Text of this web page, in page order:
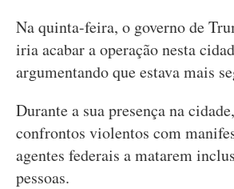
Na quinta-feira, o governo de
iria acabar a operação nesta
argumentando que estava mais
Durante a sua presença na
confrontos violentos com
agentes federais a matarem
pessoas.